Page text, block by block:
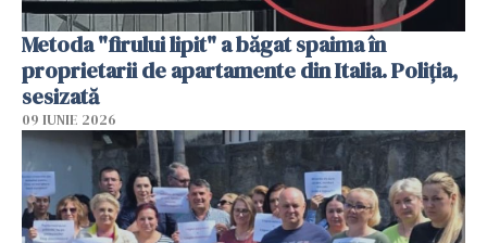
Metoda "firului lipit" a băgat spaima în
proprietarii de apartamente din Italia. Poliția,
sesizată
09 IUNIE 2026